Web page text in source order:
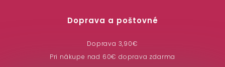
Doprava a poštovné
Doprava 3,90€
Pri nákupe nad 60€ doprava zdarma